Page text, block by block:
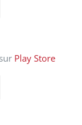
Play Store